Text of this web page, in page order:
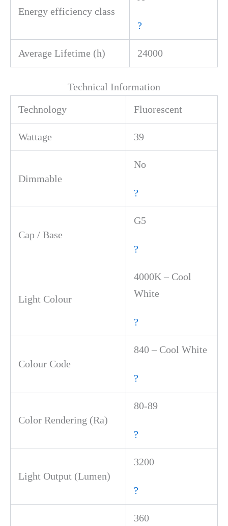
Energy efficiency class
?
Average Lifetime (h) 24000
Technical Information
Technology
Fluorescent
Wattage 39
Dimmable
No
?
Cap / Base
G5
?
Light Colour
4000K – Cool
White
?
Colour Code
840 – Cool White
?
Color Rendering (Ra)
80-89
?
Light Output (Lumen)
3200
?
360